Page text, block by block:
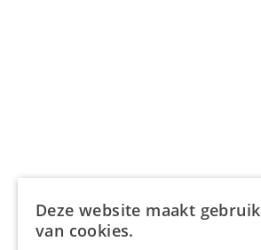
Deze website maakt gebruik
van cookies.